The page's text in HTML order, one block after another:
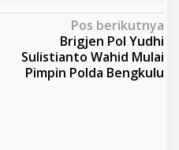
Pos berikutnya
Brigjen Pol Yudhi
Sulistianto Wahid Mulai
Pimpin Polda Bengkulu